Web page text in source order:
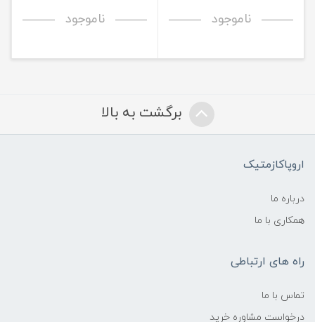
ناموجود ناموجود
برگشت به بالا
اروپاکازمتیک
درباره ما
همکاری با ما
راه های ارتباطی
تماس با ما
درخواست مشاوره خرید